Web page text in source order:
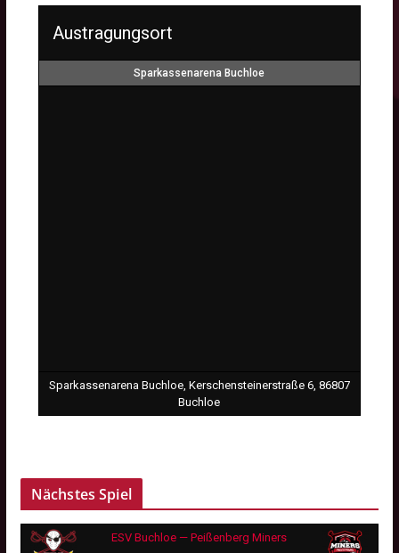
Austragungsort
Sparkassenarena Buchloe
Sparkassenarena Buchloe, Kerschensteinerstraße 6, 86807
Buchloe
Nächstes Spiel
ESV Buchloe — Peißenberg Miners